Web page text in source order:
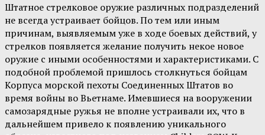
Штатное стрелковое оружие различных подразделений
не всегда устраивает бойцов. По тем или иным
причинам, выявляемым уже в ходе боевых действий, у
стрелков появляется желание получить некое новое
оружие с иными особенностями и характеристиками. С
подобной проблемой пришлось столкнуться бойцам
Корпуса морской пехоты Соединенных Штатов во
время войны во Вьетнаме. Имевшиеся на вооружении
самозарядные ружья не вполне устраивали их, что в
дальнейшем привело к появлению уникального